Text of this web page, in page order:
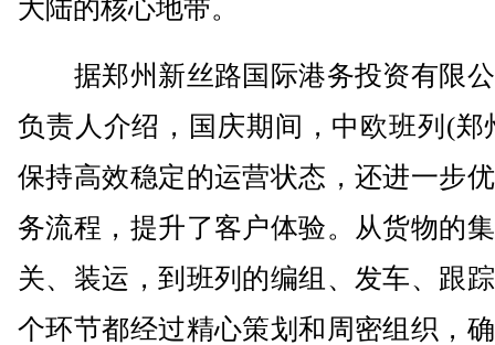
大陆的核心地带。
据郑州新丝路国际港务投资有限
负责人介绍，国庆期间，中欧班列(郑
保持高效稳定的运营状态，还进一步
务流程，提升了客户体验。从货物的
关、装运，到班列的编组、发车、跟
个环节都经过精心策划和周密组织，